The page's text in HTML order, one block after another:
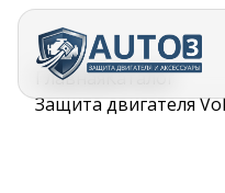
Перейти к
основному
содержанию
Строка
навигации
ГлавнаяКаталог
Защита двигателя